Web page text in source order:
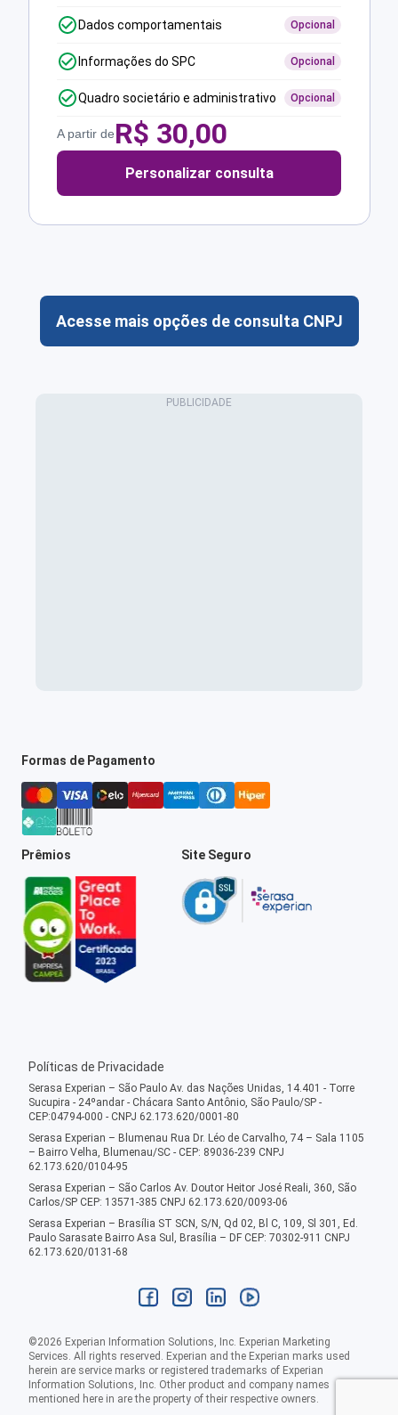
Dados comportamentais Opcional
Informações do SPC Opcional
Quadro societário e administrativo Opcional
A partir deR$ 30,00
Personalizar consulta
Acesse mais opções de consulta CNPJ
Formas de Pagamento
Prêmios Site Seguro
Políticas de Privacidade
Serasa Experian – São Paulo Av. das Nações Unidas, 14.401 - Torre
Sucupira - 24ºandar - Chácara Santo Antônio, São Paulo/SP -
CEP:04794-000 - CNPJ 62.173.620/0001-80
Serasa Experian – Blumenau Rua Dr. Léo de Carvalho, 74 – Sala 1105
– Bairro Velha, Blumenau/SC - CEP: 89036-239 CNPJ
62.173.620/0104-95
Serasa Experian – São Carlos Av. Doutor Heitor José Reali, 360, São
Carlos/SP CEP: 13571-385 CNPJ 62.173.620/0093-06
Serasa Experian – Brasília ST SCN, S/N, Qd 02, Bl C, 109, Sl 301, Ed.
Paulo Sarasate Bairro Asa Sul, Brasília – DF CEP: 70302-911 CNPJ
62.173.620/0131-68
©2026 Experian Information Solutions, Inc. Experian Marketing
Services. All rights reserved. Experian and the Experian marks used
herein are service marks or registered trademarks of Experian
Information Solutions, Inc. Other product and company names
mentioned here in are the property of their respective owners.